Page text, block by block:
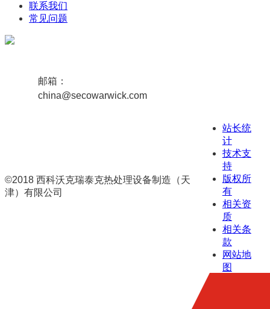
联系我们
常见问题
邮箱：
china@secowarwick.com
©2018 西科沃克瑞泰克热处理设备制造（天
津）有限公司
站长统
计
技术支
持
版权所
有
相关资
质
相关条
款
网站地
图